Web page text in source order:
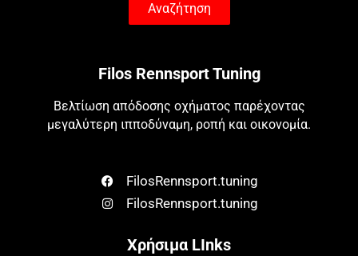
Αναζήτηση
Filos Rennsport Tuning
Βελτίωση απόδοσης οχήματος παρέχοντας
μεγαλύτερη ιπποδύναμη, ροπή και οικονομία.
FilosRennsport.tuning
FilosRennsport.tuning
Χρήσιμα LInks